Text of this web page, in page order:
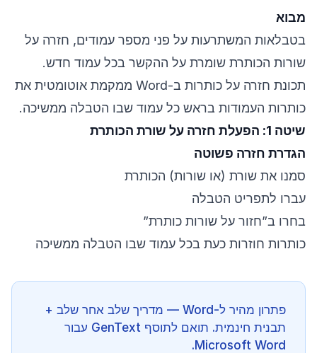
מבוא
בטבלאות המשתרעות על פני מספר עמודים, חזרה על
שורות הכותרת שומרת על ההקשר בכל עמוד חדש.
תכונת חזרה על כותרות ב-Word ממקמת אוטומטית את
כותרות העמודות בראש כל עמוד שבו הטבלה ממשיכה.
שיטה 1: הפעלת חזרה על שורת הכותרת
הגדרת חזרה פשוטה
סמנו את שורת (או שורות) הכותרת
עברו לתפריט הטבלה
בחרו ב”חזור על שורות כותרת”
כותרות חוזרות כעת בכל עמוד שבו הטבלה ממשיכה
פתרון מהיר ל-Word — מדריך שלב אחר שלב +
תבנית חינמית. תואם לתוסף GenText עבור
Microsoft Word.